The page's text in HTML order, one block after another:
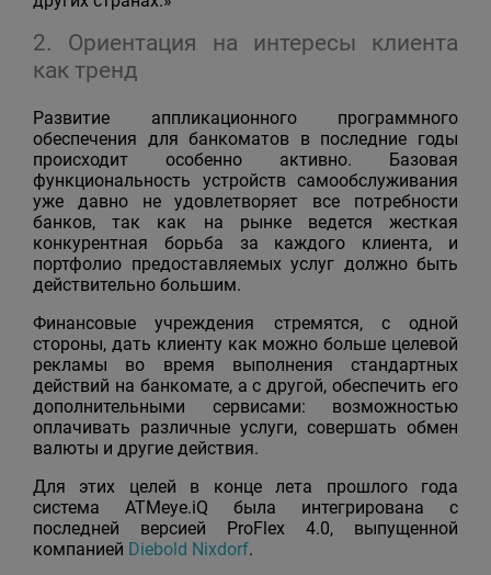
2. Ориентация на интересы клиента
как тренд
Развитие аппликационного программного
обеспечения для банкоматов в последние годы
происходит особенно активно. Базовая
функциональность устройств самообслуживания
уже давно не удовлетворяет все потребности
банков, так как на рынке ведется жесткая
конкурентная борьба за каждого клиента, и
портфолио предоставляемых услуг должно быть
действительно большим.
Финансовые учреждения стремятся, с одной
стороны, дать клиенту как можно больше целевой
рекламы во время выполнения стандартных
действий на банкомате, а с другой, обеспечить его
дополнительными сервисами: возможностью
оплачивать различные услуги, совершать обмен
валюты и другие действия.
Для этих целей в конце лета прошлого года
система ATMeye.iQ была интегрирована с
последней версией ProFlex 4.0, выпущенной
компанией Diebold Nixdorf.